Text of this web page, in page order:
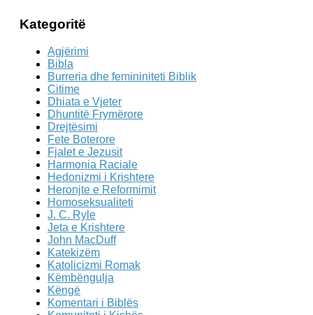
Kategoritë
Agjërimi
Bibla
Burreria dhe femininiteti Biblik
Citime
Dhiata e Vjeter
Dhuntitë Frymërore
Drejtësimi
Fete Boterore
Fjalet e Jezusit
Harmonia Raciale
Hedonizmi i Krishtere
Heronjte e Reformimit
Homoseksualiteti
J. C. Ryle
Jeta e Krishtere
John MacDuff
Katekizëm
Katolicizmi Romak
Këmbëngulja
Këngë
Komentari i Biblës